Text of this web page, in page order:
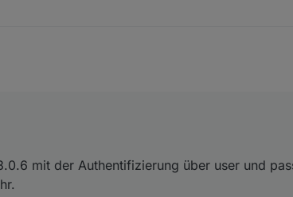
mit der Authentifizierung über user und